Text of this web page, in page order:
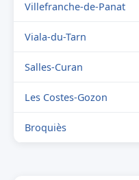
Villefranche-de-Panat
Viala-du-Tarn
Salles-Curan
Les Costes-Gozon
Broquiès